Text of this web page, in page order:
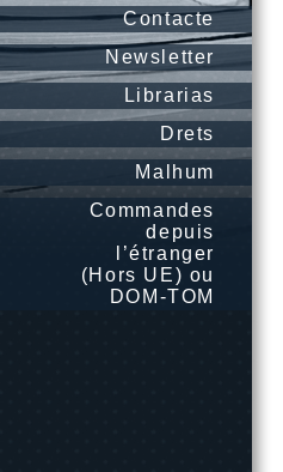
Contacte
Newsletter
Librarias
Drets
Malhum
Commandes
depuis
l’étranger
(Hors UE) ou
DOM-TOM